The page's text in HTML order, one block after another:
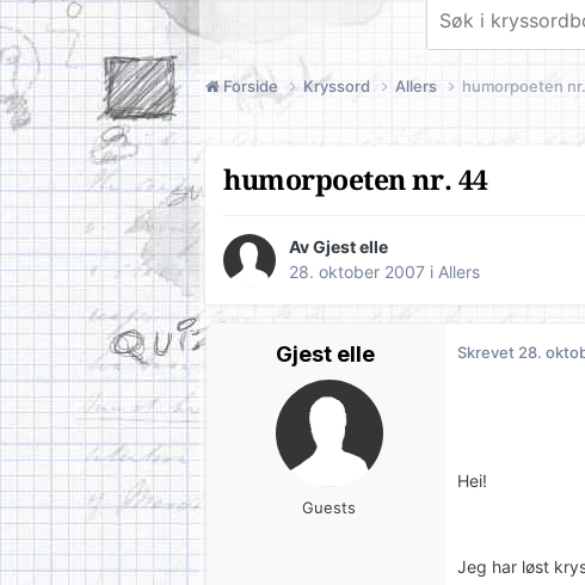
Forside Kryssord Allers humorpoeten
humorpoeten nr. 44
Av Gjest elle
28. oktober 2007 i Allers
Gjest elle
Guests
Skrevet 28.
Hei!
Jeg har løst